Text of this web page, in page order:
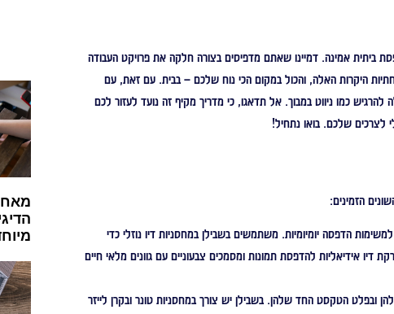
ביתית אמינה. דמיינו שאתם מדפיסים בצורה חלקה את פרויקט העבודה
היקרות האלה, והכול במקום הכי נוח שלכם – בבית. עם זאת, עם
כמו ניווט במבוך. אל תדאגו, כי מדריך מקיף זה נועד לעזור לכם
לצרכים שלכם. בואו נתחיל!
הזמינים:
הדפסה יומיומיות. משתמשים בשבילן במחסניות דיו נוזלי כדי
דיו אידיאליות להדפסת תמונות ומסמכים צבעוניים עם גוונים מלאי חיים
ובפלט הטקסט החד שלהן. בשבילן יש צורך במחסניות טונר ובקרן לייזר